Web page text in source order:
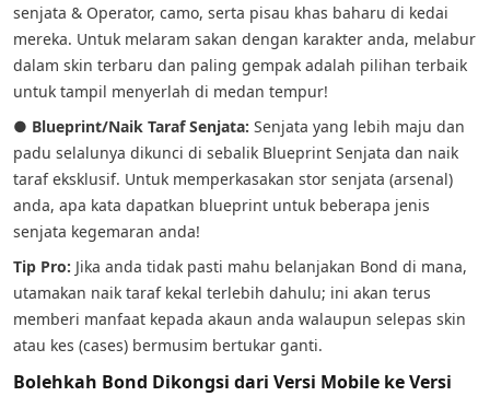
senjata & Operator, camo, serta pisau khas baharu di kedai
mereka. Untuk melaram sakan dengan karakter anda, melabur
dalam skin terbaru dan paling gempak adalah pilihan terbaik
untuk tampil menyerlah di medan tempur!
● Blueprint/Naik Taraf Senjata: Senjata yang lebih maju dan
padu selalunya dikunci di sebalik Blueprint Senjata dan naik
taraf eksklusif. Untuk memperkasakan stor senjata (arsenal)
anda, apa kata dapatkan blueprint untuk beberapa jenis
senjata kegemaran anda!
Tip Pro: Jika anda tidak pasti mahu belanjakan Bond di mana,
utamakan naik taraf kekal terlebih dahulu; ini akan terus
memberi manfaat kepada akaun anda walaupun selepas skin
atau kes (cases) bermusim bertukar ganti.
Bolehkah Bond Dikongsi dari Versi Mobile ke Versi